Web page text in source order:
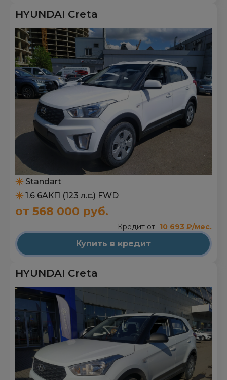
HYUNDAI Creta
Standart
1.6 6AКП (123 л.с.) FWD
от 568 000 руб.
Кредит от 10 693 ₽/мес.
Купить в кредит
HYUNDAI Creta